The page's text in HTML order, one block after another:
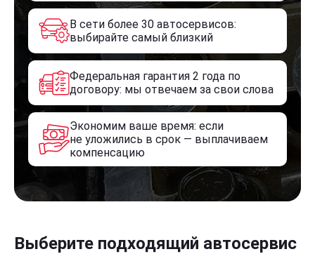
В сети более 30 автосервисов:
выбирайте самый близкий
Федеральная гарантия 2 года по
договору: мы отвечаем за свои слова
Экономим ваше время: если
не уложились в срок — выплачиваем
компенсацию
Выберите подходящий автосервис